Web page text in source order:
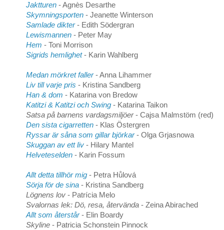
Jaktturen - Agnès Desarthe
Skymningsporten - Jeanette Winterson
Samlade dikter- Edith Södergran
Lewismannen - Peter May
Hem - Toni Morrison
Sigrids hemlighet- Karin Wahlberg
Medan mörkret faller- Anna Lihammer
Liv till varje pris - Kristina Sandberg
Han & dom - Katarina von Bredow
Katitzi & Katitzi och Swing - Katarina Taikon
Satsa på barnens vardagsmiljöer- Cajsa Malmstöm (red)
Den sista cigarretten - Klas Östergren
Ryssar är såna som gillar björkar- Olga Grjasnowa
Skuggan av ett liv - Hilary Mantel
Helveteselden - Karin Fossum
Allt detta tillhör mig - Petra Hůlová
Sörja för de sina - Kristina Sandberg
Lögnens lov - Patrícia Melo
Svalornas lek: Dö, resa, återvända - Zeina Abirached
Allt som återstår- Elin Boardy
Skyline - Patricia Schonstein Pinnock